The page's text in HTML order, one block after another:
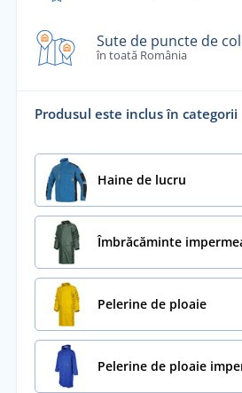
Sute de puncte de
în toată România
Produsul este inclus în categorii
Haine de lucru
Îmbrăcăminte
Pelerine de ploaie
Pelerine de ploaie